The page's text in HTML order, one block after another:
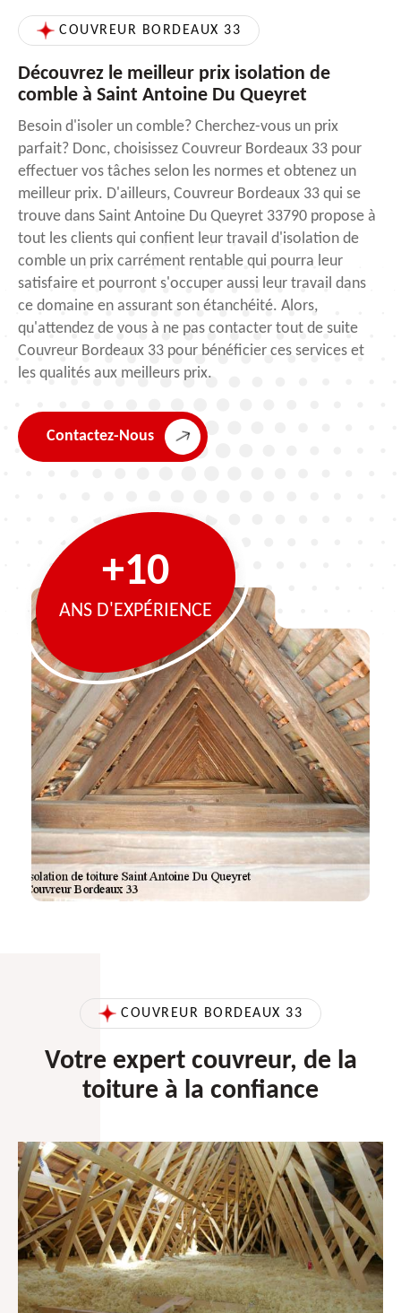
COUVREUR BORDEAUX 33
Découvrez le meilleur prix isolation de
comble à Saint Antoine Du Queyret
Besoin d'isoler un comble? Cherchez-vous un prix
parfait? Donc, choisissez Couvreur Bordeaux 33 pour
effectuer vos tâches selon les normes et obtenez un
meilleur prix. D'ailleurs, Couvreur Bordeaux 33 qui se
trouve dans Saint Antoine Du Queyret 33790 propose à
tout les clients qui confient leur travail d'isolation de
comble un prix carrément rentable qui pourra leur
satisfaire et pourront s'occuper aussi leur travail dans
ce domaine en assurant son étanchéité. Alors,
qu'attendez de vous à ne pas contacter tout de suite
Couvreur Bordeaux 33 pour bénéficier ces services et
les qualités aux meilleurs prix.
Contactez-Nous
+10
ANS D'EXPÉRIENCE
COUVREUR BORDEAUX 33
Votre expert couvreur, de la
toiture à la confiance